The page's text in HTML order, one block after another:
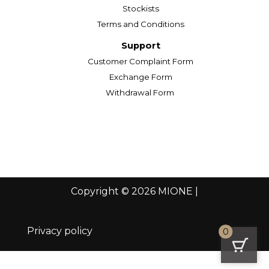
Stockists
Terms and Conditions
Support
Customer Complaint Form
Exchange Form
Withdrawal Form
Copyright © 2026 MIONE |
Privacy policy 0